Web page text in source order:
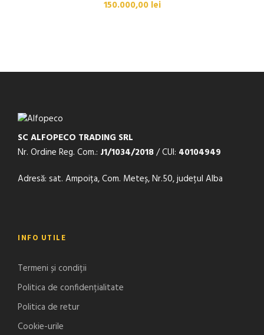
150.000,00 lei
SC ALFOPECO TRADING SRL
Nr. Ordine Reg. Com.: J1/1034/2018/ CUI: 40104949
Adresă: sat. Ampoița, Com. Meteș, Nr.50, județul Alba
INFO UTILE
Termeni și condiții
Politica de confidențialitate
Politica de retur
Cookie-urile